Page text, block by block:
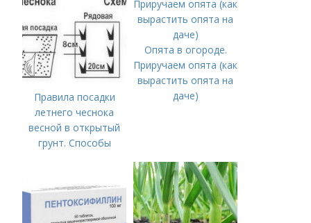
Правила посадки
летнего чеснока
весной в открытый
грунт. Способы
Опята в огороде.
Приручаем опята (как
вырастить опята на
даче)